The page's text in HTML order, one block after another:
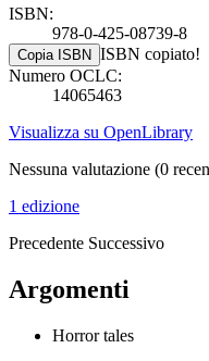
ISBN:
978-0-425-08739-8
Copia ISBN ISBN copiato!
Numero OCLC:
14065463
Visualizza su OpenLibrary
Nessuna valutazione (0
1 edizione
Precedente Successivo
Argomenti
Horror tales